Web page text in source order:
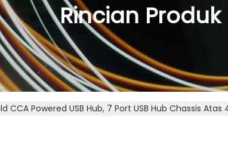
Rincian Produk
CCA Powered USB Hub, 7 Port USB Hub Chassis Atas